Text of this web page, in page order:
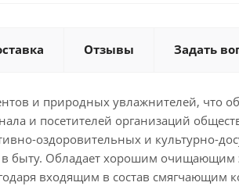
Отзывы Задать
и природных увлажнителей, что
и посетителей организаций
оздоровительных и культурно-
быту. Обладает хорошим очищающим
входящим в состав смягчающим